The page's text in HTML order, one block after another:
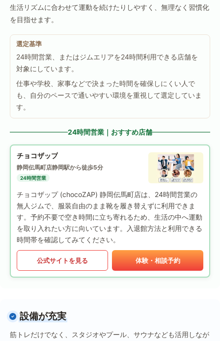
生活リズムに合わせて運動を続けたりしやすく、無理なく習慣化
を目指せます。
選定基準
24時間営業、またはジムエリアを24時間利用できる店舗を
対象にしています。
仕事や学校、家事などで決まった時間を確保しにくい人で
も、自分のペースで通いやすい環境を重視して選定していま
す。
24時間営業｜おすすめ店舗
チョコザップ
静岡伝馬町店静岡駅から徒歩5分
24時間営業
チョコザップ (chocoZAP) 静岡伝馬町店は、24時間営業の
無人ジムで、服装自由のまま靴を履き替えずに利用できま
す。予約不要で空き時間に立ち寄れるため、生活の中へ運動
を取り入れたい方に向いています。入退館方法と利用できる
時間帯を確認してみてください。
公式サイトを見る 体験・相談予約
設備が充実
筋トレだけでなく、スタジオやプール、サウナなども活用しなが